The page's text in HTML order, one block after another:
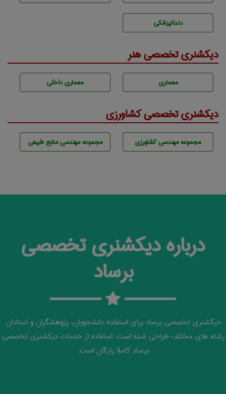
دندانپزشكی
دیکشنری تخصصی هنر
معماری معماری داخلی
دیکشنری تخصصی کشاورزی
مجموعه مهندسی كشاورزی مجموعه مهندسی منابع طبيعی
درباره دیکشنری تخصصی
برساد
دیکشنری تخصصی برساد برای استفاده دانشجویان، پژوهشگران و استادان
رشته های مختلف طراحی شده است. استفاده از خدمات دیکشنری تخصصی
برساد کاملا رایگان است.